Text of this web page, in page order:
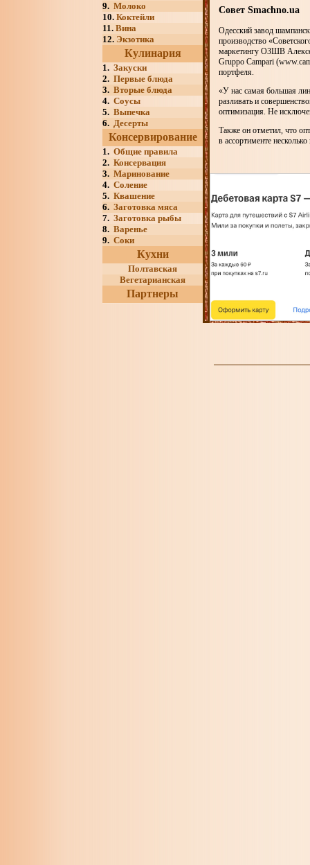
9. Молоко
10. Коктейли
11. Вина
12. Экзотика
Кулинария
1. Закуски
2. Первые блюда
3. Вторые блюда
4. Соусы
5. Выпечка
6. Десерты
Консервирование
1. Общие правила
2. Консервация
3. Маринование
4. Соление
5. Квашение
6. Заготовка мяса
7. Заготовка рыбы
8. Варенье
9. Соки
Кухни
Полтавская
Вегетарианская
Партнеры
Совет Smachno.ua
Одесский завод
производство
маркетингу ОЗШВ
Gruppo Campari
портфеля.
«У нас самая большая
разливать и
оптимизация. Не
Также он отметил, что
в ассортименте